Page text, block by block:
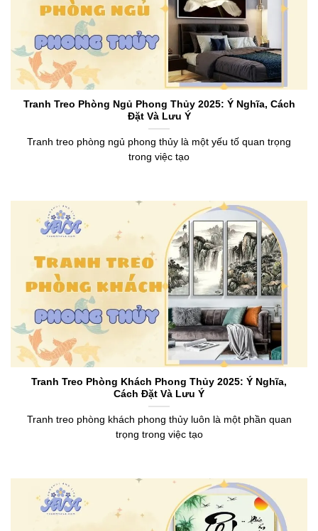
Tranh Treo Phòng Ngủ Phong Thủy 2025: Ý Nghĩa, Cách
Đặt Và Lưu Ý
Tranh treo phòng ngủ phong thủy là một yếu tố quan trọng
trong việc tạo
Tranh Treo Phòng Khách Phong Thủy 2025: Ý Nghĩa,
Cách Đặt Và Lưu Ý
Tranh treo phòng khách phong thủy luôn là một phần quan
trọng trong việc tạo